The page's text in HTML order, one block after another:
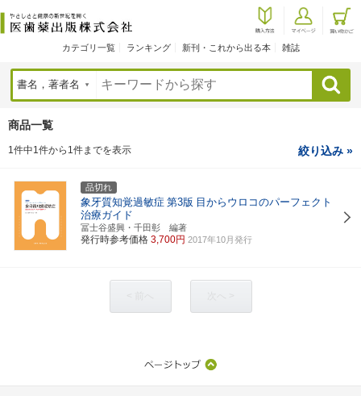
カテゴリ一覧 ランキング 新刊・これから出る本 雑誌
検索
商品一覧
1件中1件から1件までを表示 絞り込み »
品切れ
象牙質知覚過敏症 第3版 目からウロコのパーフェクト
治療ガイド
冨士谷盛興・千田彰 編著
発行時参考価格 3,700円 2017年10月発行